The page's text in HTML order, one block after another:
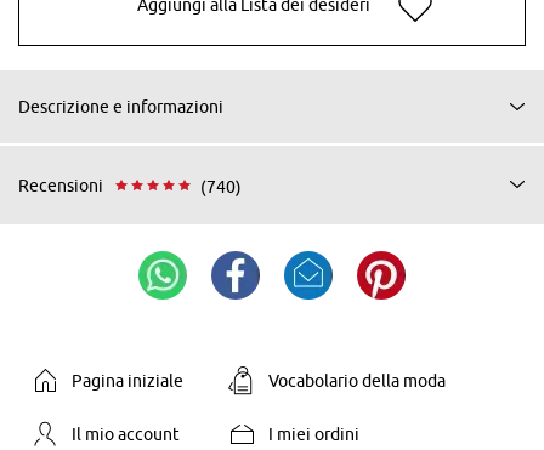
Aggiungi alla Lista dei desideri
Descrizione e informazioni
Recensioni (740)
Pagina iniziale Vocabolario della moda
Il mio account I miei ordini